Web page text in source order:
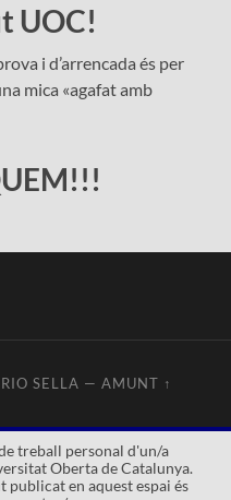
UOC!
i d’arrencada és per
mica «agafat amb
SELLA —AMUNT ↑
treball personal d'un/a
Oberta de Catalunya.
publicat en aquest espai és